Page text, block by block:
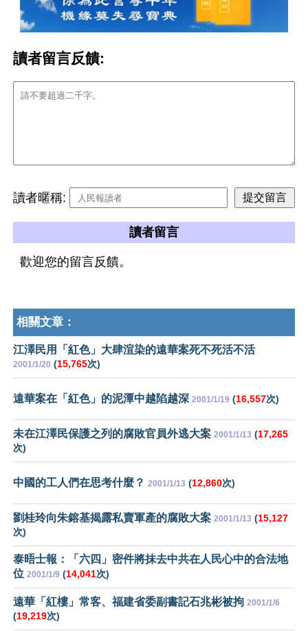
讀者留言反饋:
讀者暱稱:
讀者留言
歡迎您的留言反饋。
相關文章：
江澤民用「紅色」大肆渲染的遠華案死不死活不活
2001/1/20 (15,765次)
遠華案在「紅色」的泥潭中越陷越深 2001/1/19 (16,557次)
未在江澤民保護之列的腐敗官員外逃大案 2001/1/13 (17,265
次)
中國的工人們在思考什麼？ 2001/1/13 (12,860次)
劉桂玲向朱鎔基揭露私賣軍產的腐敗大案 2001/1/13 (15,127
次)
泰晤士報：「六四」密件將抹去中共在人民心中的合法地
位 2001/1/9 (14,041次)
遠華「紅樓」常客、福建省委副書記石兆彬被拘 2001/1/6
(19,219次)